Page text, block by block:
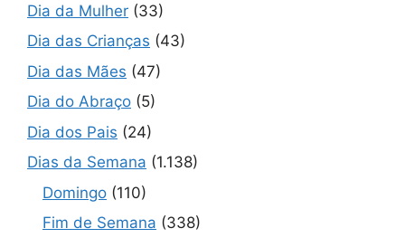
Dia da Mulher (33)
Dia das Crianças (43)
Dia das Mães (47)
Dia do Abraço (5)
Dia dos Pais (24)
Dias da Semana (1.138)
Domingo (110)
Fim de Semana (338)